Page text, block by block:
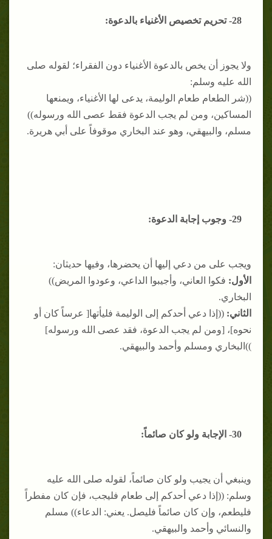
28- تحريم تخصيص الأغنياء بالدعوة:
ولا يجوز أن يخص بالدعوة الأغنياء دون الفقراء؛ لقوله صلى
الله عليه وسلم:
((شر الطعام طعام الوليمة، يدعى لها الأغنياء، ويمنعها
المساكين، ومن لم يجب الدعوة فقط عصى الله ورسوله))
مسلم، والبيهقي، وهو عند البخاري موقوفاً على أبي هريرة.
29- وجوب إجابة الدعوة:
ويجب على من دعي إليها أن يحضرها، وفيها حديثان:
الأول: فكوا العاني، وأجيبوا الداعي، وعودوا المريض))
البخاري.
الثاني: ((إذا دعي أحدكم إلى الوليمة فليأتها[ عرساً كان أو
نحوه]، [ومن لم يجب الدعوة، فقد عصى الله ورسوله]
))البخاري ومسلم وأحمد والبيهقي.
30- الإجابة ولو كان صائماً:
وينبغي أن يجيب ولو كان صائماً، لقوله صلى الله عليه
وسلم: ((إذا دعي أحدكم إلى طعام فليجب، فإن كان مفطراً
فليطعم، وإن كان صائماً فليصل. يعني: الدعاء)) مسلم
والنسائي وأحمد والبيهقي.